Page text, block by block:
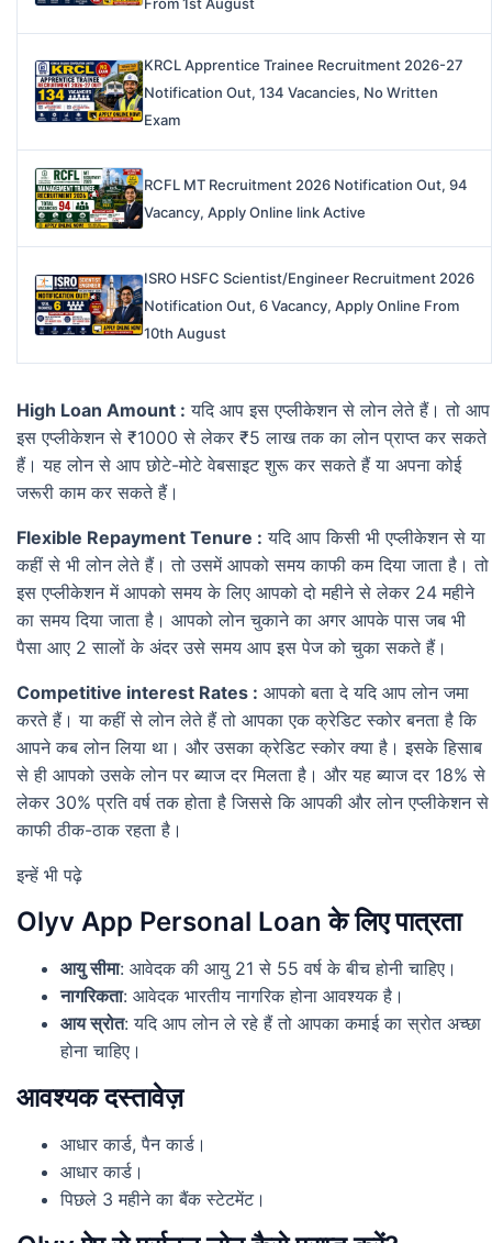
KRCL Apprentice Trainee Recruitment 2026-27
Notification Out, 134 Vacancies, No Written
Exam
RCFL MT Recruitment 2026 Notification Out, 94
Vacancy, Apply Online link Active
ISRO HSFC Scientist/Engineer Recruitment 2026
Notification Out, 6 Vacancy, Apply Online From
10th August
High Loan Amount : यदि आप इस एप्लीकेशन से लोन लेते हैं। तो आप
इस एप्लीकेशन से ₹1000 से लेकर ₹5 लाख तक का लोन प्राप्त कर सकते
हैं। यह लोन से आप छोटे-मोटे वेबसाइट शुरू कर सकते हैं या अपना कोई
जरूरी काम कर सकते हैं।
Flexible Repayment Tenure : यदि आप किसी भी एप्लीकेशन से या
कहीं से भी लोन लेते हैं। तो उसमें आपको समय काफी कम दिया जाता है। तो
इस एप्लीकेशन में आपको समय के लिए आपको दो महीने से लेकर 24 महीने
का समय दिया जाता है। आपको लोन चुकाने का अगर आपके पास जब भी
पैसा आए 2 सालों के अंदर उसे समय आप इस पेज को चुका सकते हैं।
Competitive interest Rates : आपको बता दे यदि आप लोन जमा
करते हैं। या कहीं से लोन लेते हैं तो आपका एक क्रेडिट स्कोर बनता है कि
आपने कब लोन लिया था। और उसका क्रेडिट स्कोर क्या है। इसके हिसाब
से ही आपको उसके लोन पर ब्याज दर मिलता है। और यह ब्याज दर 18% से
लेकर 30% प्रति वर्ष तक होता है जिससे कि आपकी और लोन एप्लीकेशन से
काफी ठीक-ठाक रहता है।
इन्हें भी पढ़े
Olyv App Personal Loan के लिए पात्रता
आयु सीमा: आवेदक की आयु 21 से 55 वर्ष के बीच होनी चाहिए।
नागरिकता: आवेदक भारतीय नागरिक होना आवश्यक है।
आय स्रोत: यदि आप लोन ले रहे हैं तो आपका कमाई का स्रोत अच्छा
होना चाहिए।
आवश्यक दस्तावेज़
आधार कार्ड, पैन कार्ड।
आधार कार्ड।
पिछले 3 महीने का बैंक स्टेटमेंट।